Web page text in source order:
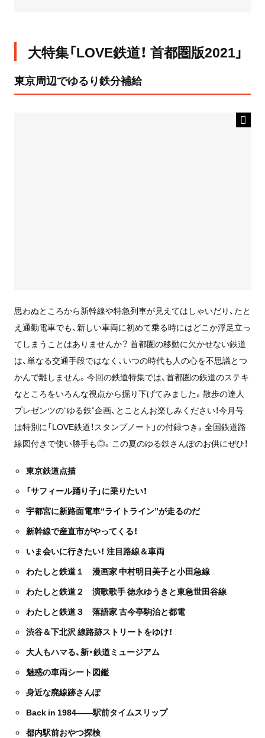
大特集「LOVE鉄道！ 首都圏版2021」
東京周辺でゆるり鉄分補給
思わぬところから新幹線や特急列車が見えてはしゃいだり、たと
え通勤電車でも、新しい車両に初めて乗る時にはどこか浮足立っ
てしまうことはありませんか？ 首都圏の移動に欠かせない鉄道
は、単なる交通手段ではなく、いつの時代も人の心を不思議とつ
かんで離しません。今回の鉄道特集では、首都圏の鉄道のステキ
なところをいろんな視点から掘り下げてみました。散歩の達人
プレゼンツの“ゆる鉄”企画、とことんお楽しみください！今月号
は特別に「LOVE鉄道！スタンプノート」の付録つき。全国鉄道路
線図付きで使い勝手も◎。この夏のゆる鉄さんぽのお供にぜひ！
東京鉄道点描
「サフィール踊り子」に乗りたい！
宇都宮に新路面電車“ライトライン”が走るのだ
新幹線で産直市がやってくる！
いま会いに行きたい！ 注目路線＆車両
わたしと鉄道１ 漫画家 中村明日美子と小田急線
わたしと鉄道２ 演歌歌手 徳永ゆうきと東急世田谷線
わたしと鉄道３ 落語家 古今亭駒治と都電
渋谷＆下北沢 線路跡ストリートをゆけ！
大人もハマる、新・鉄道ミュージアム
魅惑の車両シート図鑑
身近な廃線跡さんぽ
Back in 1984――駅前タイムスリップ
都内駅前おやつ探検